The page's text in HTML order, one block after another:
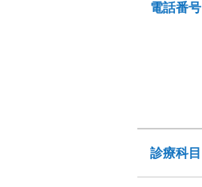
電話番号
診療科目